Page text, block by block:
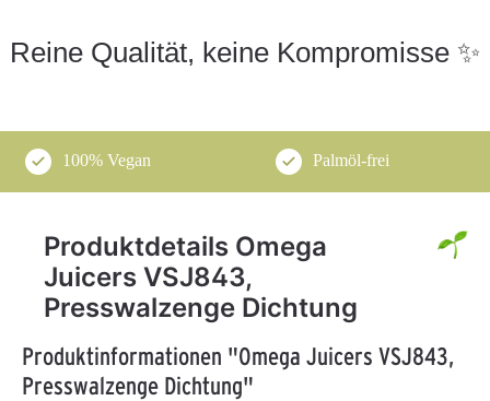
Reine Qualität, keine Kompromisse ✨
100% Vegan Palmöl-frei
Produktdetails Omega
Juicers VSJ843,
Presswalzenge Dichtung
Produktinformationen "Omega Juicers VSJ843,
Presswalzenge Dichtung"